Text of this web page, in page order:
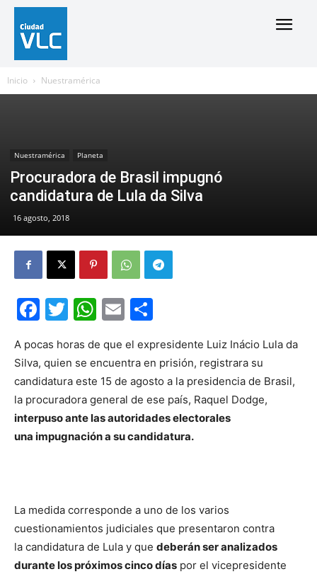
Inicio Nuestramérica
Nuestramérica Planeta
Procuradora de Brasil impugnó
candidatura de Lula da Silva
16 agosto, 2018
Facebook
Twitter
WhatsApp
Email
A pocas horas de que el expresidente Luiz Inácio Lula da
Silva, quien se encuentra en prisión, registrara su
candidatura este 15 de agosto a la presidencia de Brasil,
la procuradora general de ese país, Raquel Dodge,
interpuso ante las autoridades electorales
una impugnación a su candidatura.
La medida corresponde a uno de los varios
cuestionamientos judiciales que presentaron contra
la candidatura de Lula y que deberán ser analizados
durante los próximos cinco días por el vicepresidente